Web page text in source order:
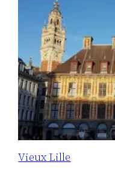
Vieux Lille